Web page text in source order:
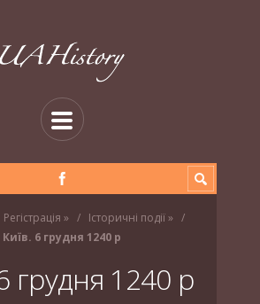
Регістрація » Історичні події»
Київ. 6 грудня 1240 р
грудня 1240 р